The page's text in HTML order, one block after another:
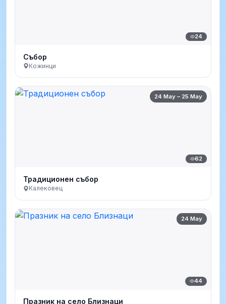
24
Събор
Кожинци
24 May – 25 May
62
Традиционен събор
Калековец
24 May
44
Празник на село Близнаци